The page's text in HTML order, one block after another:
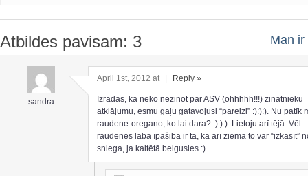
Atbildes pavisam: 3 Man ir
sandra
April 1st, 2012 at Reply »
Izrādās, ka neko nezinot par ASV (ohhhhh!!!) zinātnieku
atklājumu, esmu gaļu gatavojusi “pareizi” :):):). Nu patīk
raudene-oregano, ko lai dara? :):):). Lietoju arī tējā. Vēl –
raudenes labā īpašiba ir tā, ka arī ziemā to var “izkasīt”
sniega, ja kaltētā beigusies.:)